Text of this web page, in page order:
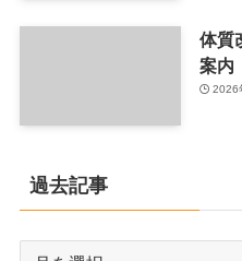
体質
案内
2026
過去記事